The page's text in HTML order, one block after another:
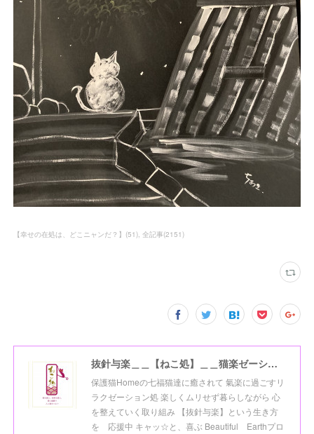
【幸せの在処は、どこニャンだ？】 (51) 全記事(2151)
抜針与楽＿＿【ねこ処】＿＿猫楽ゼーションHome☆
保護猫Homeの七福猫達に癒されて 氣楽に過ごすリ
ラクゼーション処 楽しくムリせず暮らしながら 心
を整えていく取り組み 【抜針与楽】という生き方
を 応援中 キャッ☆と、喜ぶ Beautiful Earthプロ